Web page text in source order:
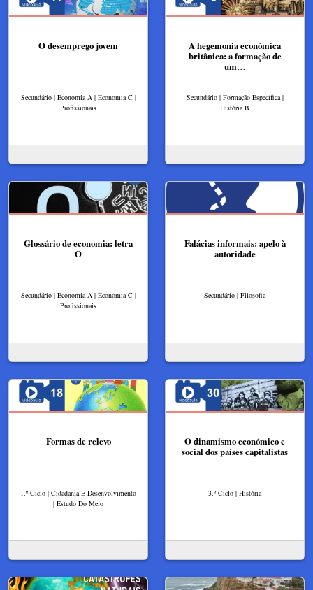
O desemprego jovem
Secundário | Economia A | Economia C |
Profissionais
A hegemonia económica
britânica: a formação de
um…
Secundário | Formação Específica |
História B
Glossário de economia: letra
O
Secundário | Economia A | Economia C |
Profissionais
Falácias informais: apelo à
autoridade
Secundário | Filosofia
Formas de relevo
1.º Ciclo | Cidadania E Desenvolvimento
| Estudo Do Meio
O dinamismo económico e
social dos países capitalistas
3.º Ciclo | História